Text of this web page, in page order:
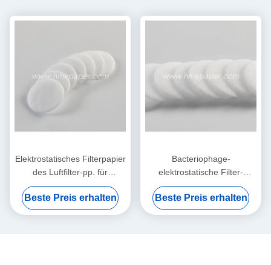
Elektrostatisches Filterpapier
des Luftfilter-pp. für
HME/HMEF
Beste Preis erhalten
Bacteriophage-
elektrostatische Filter-
Baumwollrunde HME HMEF
Beste Preis erhalten